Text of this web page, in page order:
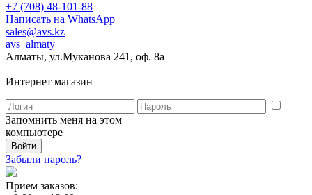
+7 (708) 48-101-88
Написать на WhatsApp
sales@avs.kz
avs_almaty
Алматы, ул.Муканова 241, оф. 8а
Интернет магазин
Запомнить меня на этом
компьютере
Забыли пароль?
Прием заказов: